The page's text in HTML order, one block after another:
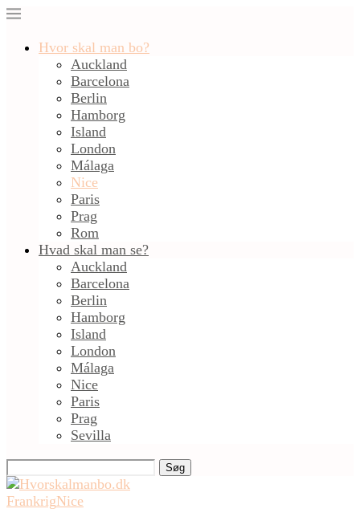
Hvor skal man bo?
Auckland
Barcelona
Berlin
Hamborg
Island
London
Málaga
Nice
Paris
Prag
Rom
Hvad skal man se?
Auckland
Barcelona
Berlin
Hamborg
Island
London
Málaga
Nice
Paris
Prag
Sevilla
Søg
FrankrigNice